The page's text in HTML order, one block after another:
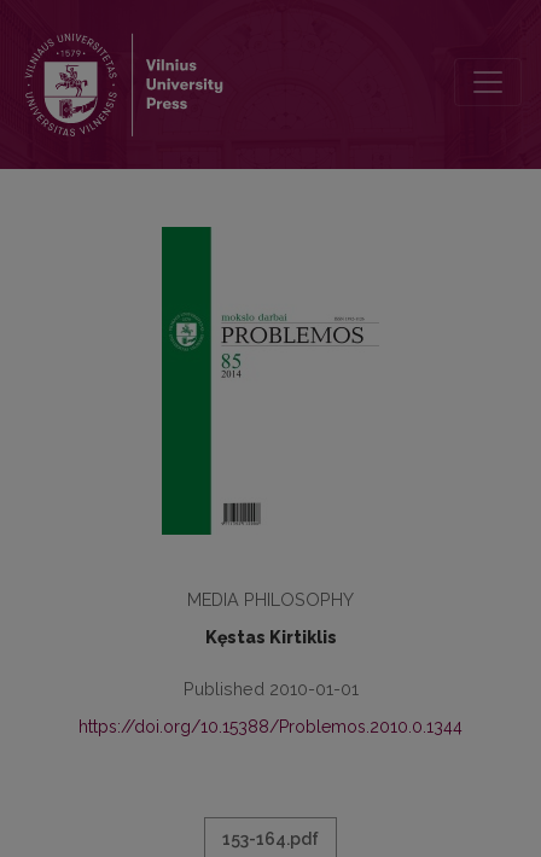
MEDIA PHILOSOPHY
Kęstas Kirtiklis
Published 2010-01-01
https://doi.org/10.15388/Problemos.2010.0.1344
153-164.pdf